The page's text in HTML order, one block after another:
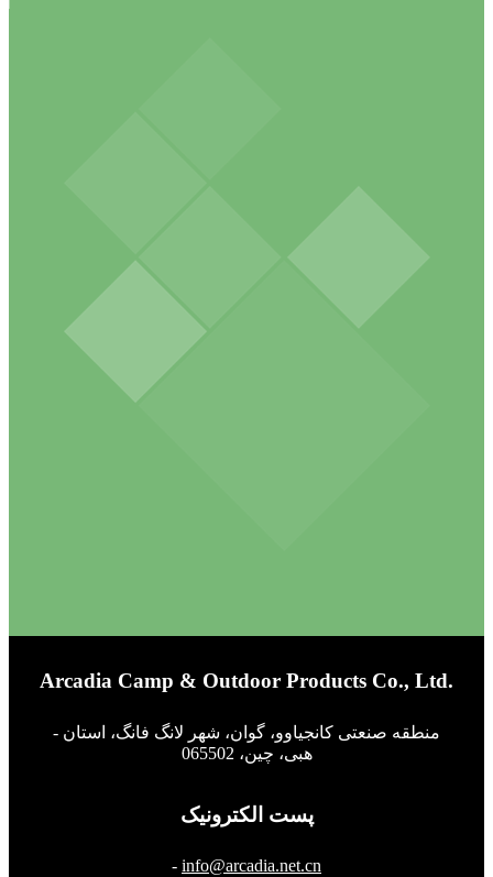
Arcadia Camp & Outdoor Products Co., Ltd.
- منطقه صنعتی کانجیاوو، گوان، شهر لانگ فانگ، استان
هبی، چین، 065502
پست الکترونیک
- info@arcadia.net.cn